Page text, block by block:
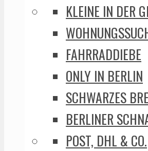
KLEINE IN DER
FAHRRADDIEBE
ONLY IN BERLIN
SCHWARZES
BERLINER
POST, DHL & CO.